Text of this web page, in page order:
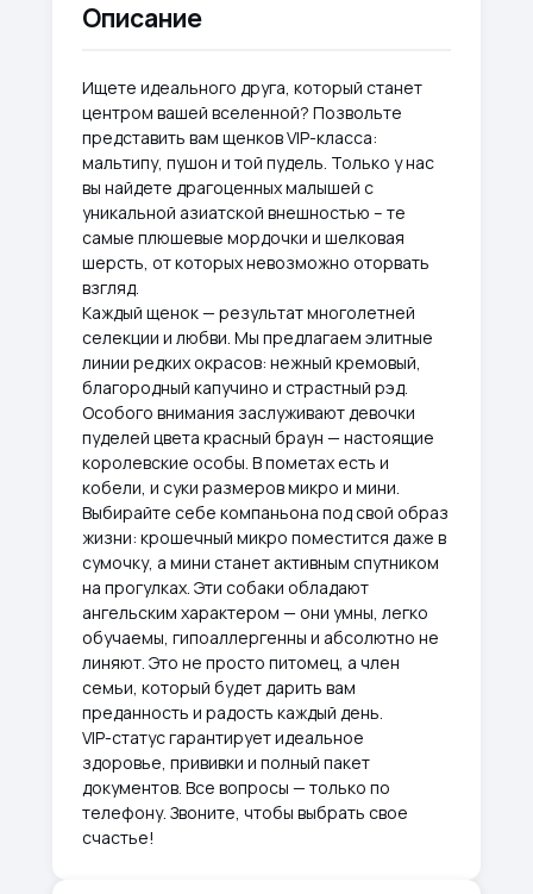
Описание
Ищете идеального друга, который станет
центром вашей вселенной? Позвольте
представить вам щенков VIP-класса:
мальтипу, пушон и той пудель. Только у нас
вы найдете драгоценных малышей с
уникальной азиатской внешностью – те
самые плюшевые мордочки и шелковая
шерсть, от которых невозможно оторвать
взгляд.
Каждый щенок — результат многолетней
селекции и любви. Мы предлагаем элитные
линии редких окрасов: нежный кремовый,
благородный капучино и страстный рэд.
Особого внимания заслуживают девочки
пуделей цвета красный браун — настоящие
королевские особы. В пометах есть и
кобели, и суки размеров микро и мини.
Выбирайте себе компаньона под свой образ
жизни: крошечный микро поместится даже в
сумочку, а мини станет активным спутником
на прогулках. Эти собаки обладают
ангельским характером — они умны, легко
обучаемы, гипоаллергенны и абсолютно не
линяют. Это не просто питомец, а член
семьи, который будет дарить вам
преданность и радость каждый день.
VIP-статус гарантирует идеальное
здоровье, прививки и полный пакет
документов. Все вопросы — только по
телефону. Звоните, чтобы выбрать свое
счастье!